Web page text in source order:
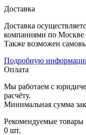
Доставка
Доставка
компаниями по Москве
Также возможен
Подробную
Оплата
Мы работаем с
расчёту.
Минимальная сумма
Рекомендуемые товары
0 шт.